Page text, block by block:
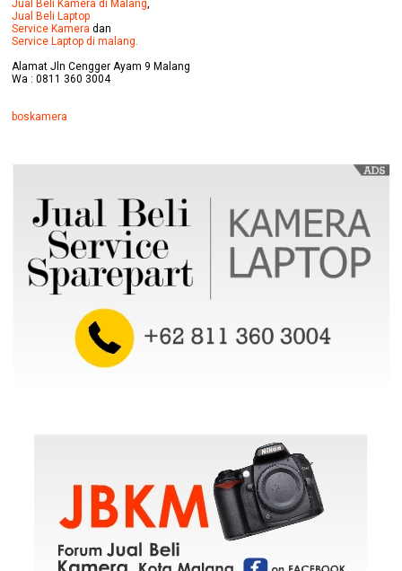
Jual Beli Kamera di Malang
Jual Beli Laptop
Service Kamera dan
Service Laptop di malang.
Alamat Jln Cengger Ayam 9 Malang
Wa : 0811 360 3004
boskamera